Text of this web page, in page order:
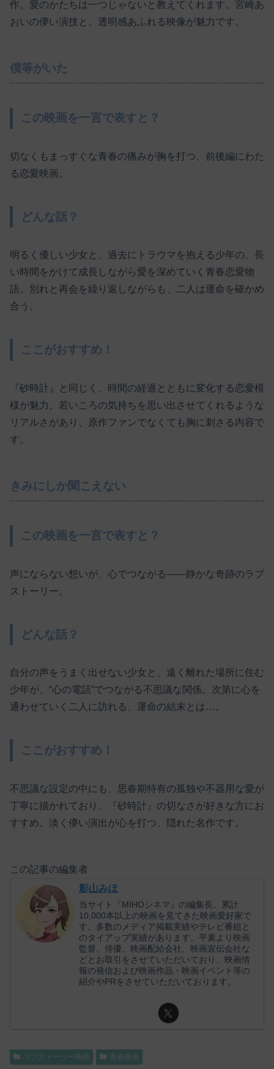
作。愛のかたちは一つじゃないと教えてくれます。宮崎あ
おいの儚い演技と、透明感あふれる映像が魅力です。
僕等がいた
この映画を一言で表すと？
切なくもまっすぐな青春の痛みが胸を打つ、前後編にわた
る恋愛映画。
どんな話？
明るく優しい少女と、過去にトラウマを抱える少年の、長
い時間をかけて成長しながら愛を深めていく青春恋愛物
語。別れと再会を繰り返しながらも、二人は運命を確かめ
合う。
ここがおすすめ！
『砂時計』と同じく、時間の経過とともに変化する恋愛模
様が魅力。若いころの気持ちを思い出させてくれるような
リアルさがあり、原作ファンでなくても胸に刺さる内容で
す。
きみにしか聞こえない
この映画を一言で表すと？
声にならない想いが、心でつながる――静かな奇跡のラブ
ストーリー。
どんな話？
自分の声をうまく出せない少女と、遠く離れた場所に住む
少年が、“心の電話”でつながる不思議な関係。次第に心を
通わせていく二人に訪れる、運命の結末とは…。
ここがおすすめ！
不思議な設定の中にも、思春期特有の孤独や不器用な愛が
丁寧に描かれており、『砂時計』の切なさが好きな方にお
すすめ。淡く儚い演出が心を打つ、隠れた名作です。
この記事の編集者
影山みほ
当サイト『MIHOシネマ』の編集長。累計
10,000本以上の映画を見てきた映画愛好家で
す。多数のメディア掲載実績やテレビ番組と
のタイアップ実績があります。平素より映画
監督、俳優、映画配給会社、映画宣伝会社な
どとお取引をさせていただいており、映画情
報の発信および映画作品・映画イベント等の
紹介やPRをさせていただいております。
ラブストーリー映画 青春映画